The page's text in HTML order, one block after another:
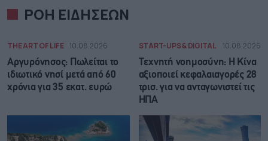
ΡΟΗ ΕΙΔΗΣΕΩΝ
THE ART OF LIFE 10.08.2026
Αργυρόνησος: Πωλείται το
ιδιωτικό νησί μετά από 60
χρόνια για 35 εκατ. ευρώ
START-UPS & DIGITAL 10.08.2026
Τεχνητή νοημοσύνη: Η Κίνα
αξιοποιεί κεφαλαιαγορές 28
τρισ. για να ανταγωνιστεί τις
ΗΠΑ